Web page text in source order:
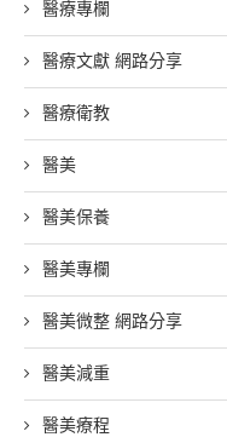
醫療專欄
醫療文獻 網路分享
醫療衛教
醫美
醫美保養
醫美專欄
醫美微整 網路分享
醫美減重
醫美療程